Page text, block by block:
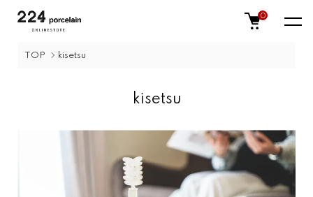
0
TOP kisetsu
kisetsu